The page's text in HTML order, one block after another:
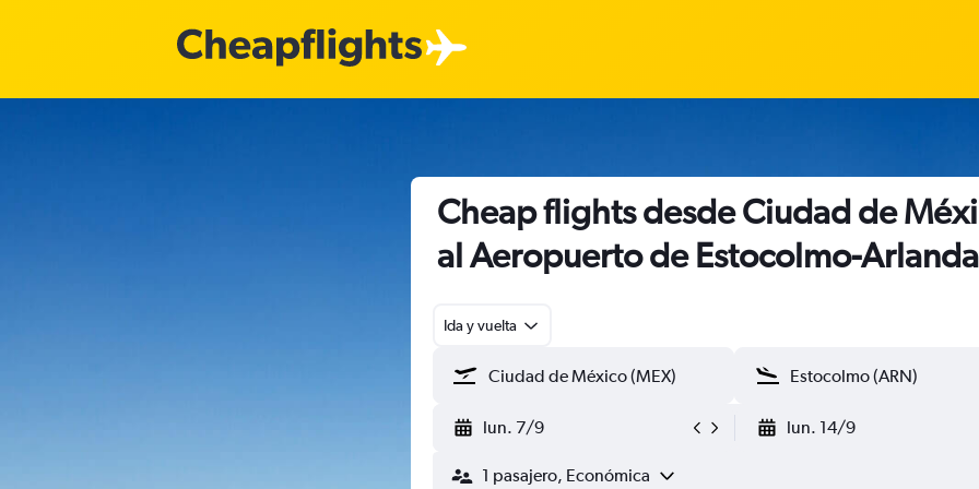
Cheap flights desde Ciudad de
al Aeropuerto de Estocolmo-Arlanda
Ida y vuelta
lun. 7/9 lun. 14/9
1 pasajero, Económica